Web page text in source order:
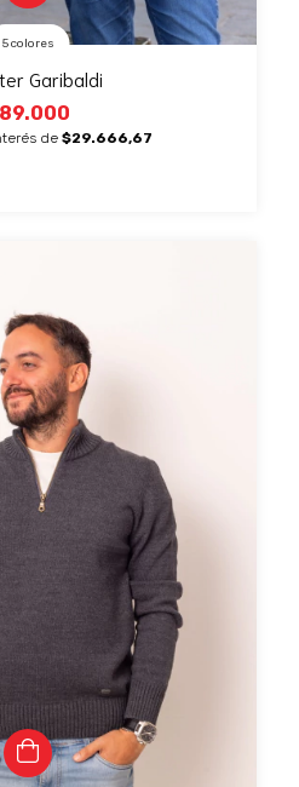
5 colores
Garibaldi
de $29.666,67